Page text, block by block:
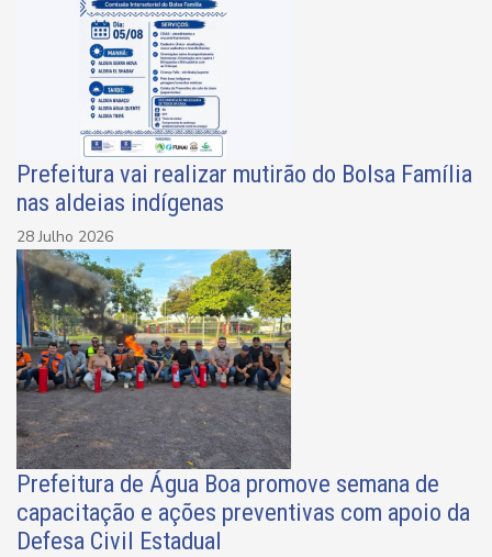
Prefeitura vai realizar mutirão do Bolsa Família
nas aldeias indígenas
28 Julho 2026
Prefeitura de Água Boa promove semana de
capacitação e ações preventivas com apoio da
Defesa Civil Estadual